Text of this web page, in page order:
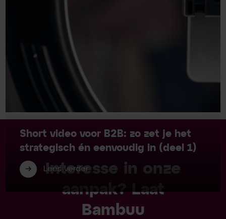
Short video voor B2B: zo zet je het
strategisch én eenvoudig in (deel 1)
Lees verder
Interesse in onze
aanpak? Laat
Bambuu